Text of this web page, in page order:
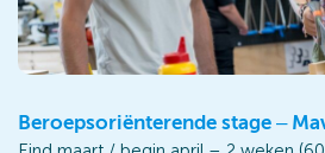
Beroepsoriënterende stage –